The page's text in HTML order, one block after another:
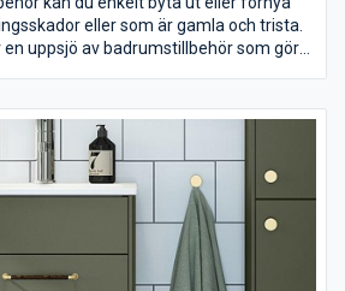
eller som är gamla och trista.
en uppsjö av badrumstillbehör som gör
du är ute efter.